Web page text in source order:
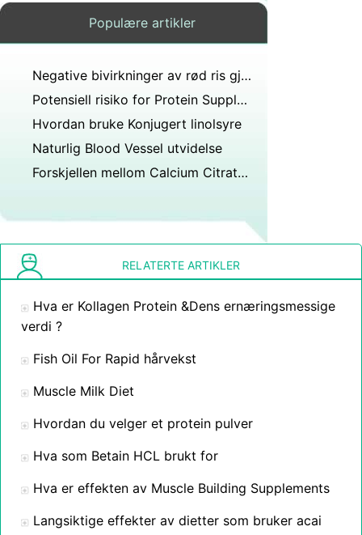
Populære artikler
Negative bivirkninger av rød ris gjær
Potensiell risiko for Protein Supplements
Hvordan bruke Konjugert linolsyre
Naturlig Blood Vessel utvidelse
Forskjellen mellom Calcium Citrate &Kalsium orotate
RELATERTE ARTIKLER
Hva er Kollagen Protein &Dens ernæringsmessige
verdi ?
Fish Oil For Rapid hårvekst
Muscle Milk Diet
Hvordan du velger et protein pulver
Hva som Betain HCL brukt for
Hva er effekten av Muscle Building Supplements
Langsiktige effekter av dietter som bruker acai